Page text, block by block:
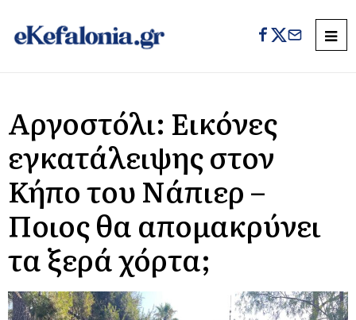
Αργοστόλι: Εικόνες
εγκατάλειψης στον
Κήπο του Νάπιερ –
Ποιος θα απομακρύνει
τα ξερά χόρτα;